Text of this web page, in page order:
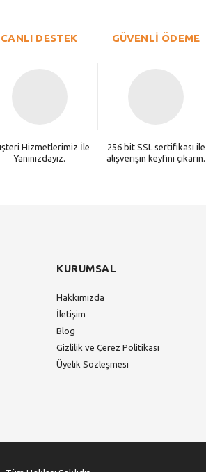
CANLI DESTEK
Hizmetlerimiz İle
Yanınızdayız.
GÜVENLİ ÖDEME
256 bit SSL sertifikası ile
alışverişin keyfini çıkarın.
KURUMSAL
Hakkımızda
İletişim
Blog
Gizlilik ve Çerez Politikası
Üyelik Sözleşmesi